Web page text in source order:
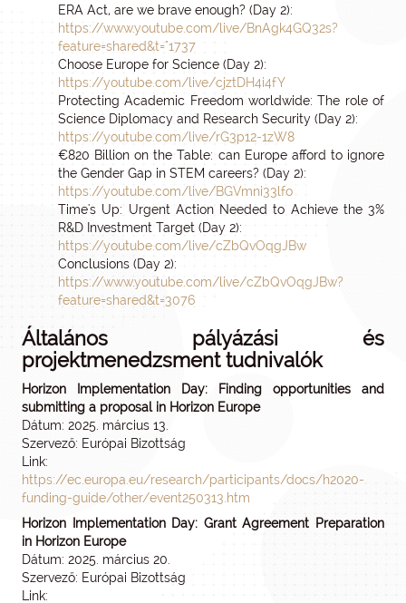
ERA Act, are we brave enough? (Day 2):
https://www.youtube.com/live/BnAgk4GQ32s?
feature=shared&t="1737
Choose Europe for Science (Day 2):
https://youtube.com/live/cjztDH4i4fY
Protecting Academic Freedom worldwide: The role of
Science Diplomacy and Research Security (Day 2):
https://youtube.com/live/rG3p12-1zW8
€820 Billion on the Table: can Europe afford to ignore
the Gender Gap in STEM careers? (Day 2):
https://youtube.com/live/BGVmni33lfo
Time's Up: Urgent Action Needed to Achieve the 3%
R&D Investment Target (Day 2):
https://youtube.com/live/cZbQvOqgJBw
Conclusions (Day 2):
https://www.youtube.com/live/cZbQvOqgJBw?
feature=shared&t=3076
Általános pályázási és
projektmenedzsment tudnivalók
Horizon Implementation Day: Finding opportunities and
submitting a proposal in Horizon Europe
Dátum: 2025. március 13.
Szervező: Európai Bizottság
Link:
https://ec.europa.eu/research/participants/docs/h2020-
funding-guide/other/event250313.htm
Horizon Implementation Day: Grant Agreement Preparation
in Horizon Europe
Dátum: 2025. március 20.
Szervező: Európai Bizottság
Link: